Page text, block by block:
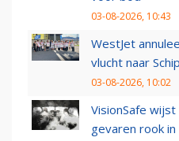
03-08-2026, 10:43
WestJet
vlucht naar
03-08-2026, 10:02
VisionSafe
gevaren rook